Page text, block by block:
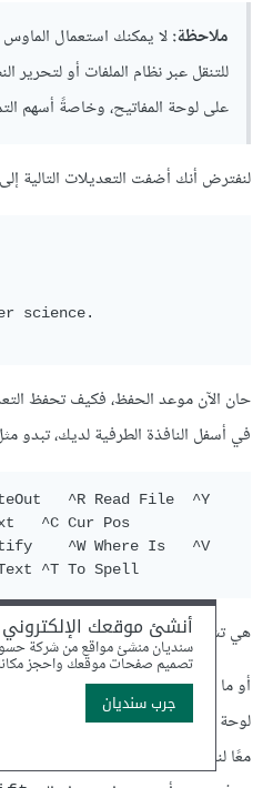
ملاحظة:لا يمكنك استعمال
للتنقل عبر نظام الملفات أو لتحرير
على لوحة المفاتيح، وخاصةً أسهم
لنفترض أنك أضفت التعديلات التالية
science.
حان الآن موعد الحفظ، فكيف تحفظ
في أسفل النافذة الطرفية لديك، تبدو
^R Read File  ^Y
^C Cur Pos
^W Where Is   ^V
هي تشرح نفسها نوعًا ما، فبجانب كل
أو ما ينبغي معرفته أن الرمز
لوحة المفاتيح. وما دام أننا أنهينا
معًا لنحصل على مفعول